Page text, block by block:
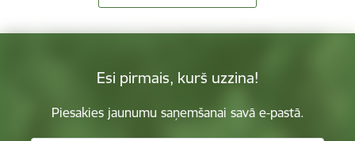
Esi pirmais, kurš uzzina!
Piesakies jaunumu saņemšanai savā e-pastā.